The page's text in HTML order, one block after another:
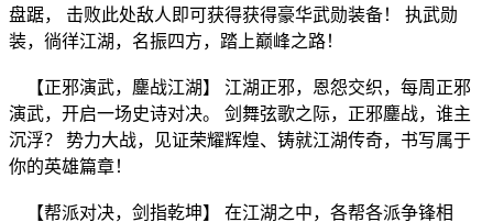
盘踞， 击败此处敌人即可获得获得豪华武勋装备！ 执武勋
装，徜徉江湖，名振四方，踏上巅峰之路！
【正邪演武，鏖战江湖】 江湖正邪，恩怨交织，每周正邪
演武，开启一场史诗对决。 剑舞弦歌之际，正邪鏖战，谁主
沉浮？ 势力大战，见证荣耀辉煌、铸就江湖传奇，书写属于
你的英雄篇章！
【帮派对决，剑指乾坤】 在江湖之中，各帮各派争锋相